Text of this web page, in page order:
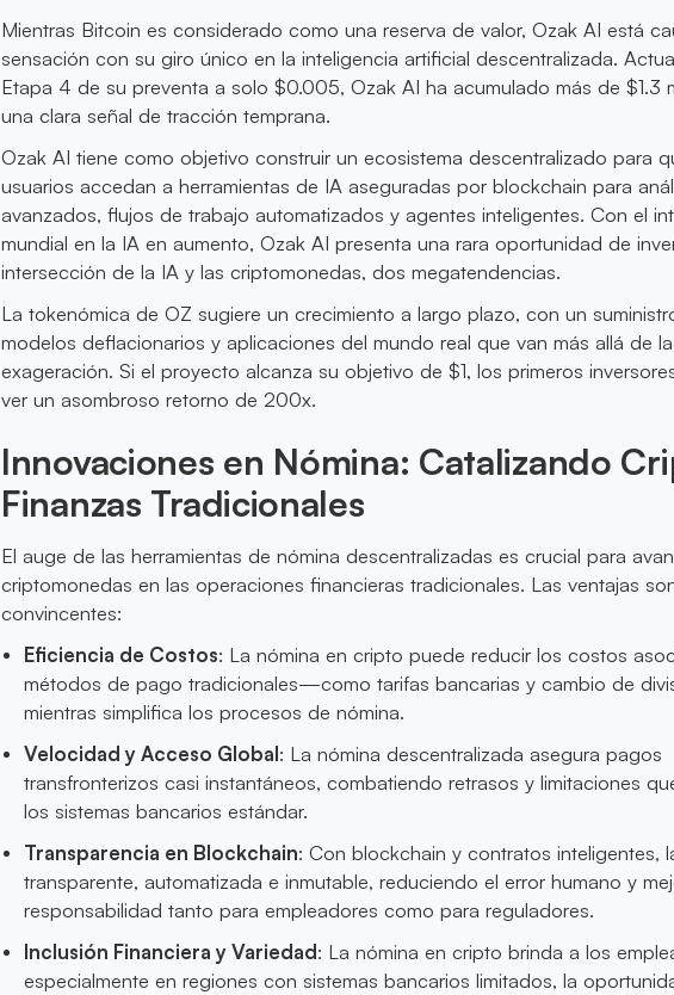
Mientras Bitcoin es considerado como una reserva de valor, Ozak AI está
sensación con su giro único en la inteligencia artificial descentralizada.
Etapa 4 de su preventa a solo $0.005, Ozak AI ha acumulado más de $1.3
una clara señal de tracción temprana.
Ozak AI tiene como objetivo construir un ecosistema descentralizado para
usuarios accedan a herramientas de IA aseguradas por blockchain para
avanzados, flujos de trabajo automatizados y agentes inteligentes. Con el
mundial en la IA en aumento, Ozak AI presenta una rara oportunidad de
intersección de la IA y las criptomonedas, dos megatendencias.
La tokenómica de OZ sugiere un crecimiento a largo plazo, con un
modelos deflacionarios y aplicaciones del mundo real que van más allá de
exageración. Si el proyecto alcanza su objetivo de $1, los primeros
ver un asombroso retorno de 200x.
Innovaciones en Nómina: Catalizando
Finanzas Tradicionales
El auge de las herramientas de nómina descentralizadas es crucial para
criptomonedas en las operaciones financieras tradicionales. Las ventajas
convincentes:
Eficiencia de Costos: La nómina en cripto puede reducir los costos
métodos de pago tradicionales—como tarifas bancarias y cambio de
mientras simplifica los procesos de nómina.
Velocidad y Acceso Global: La nómina descentralizada asegura pagos
transfronterizos casi instantáneos, combatiendo retrasos y limitaciones
los sistemas bancarios estándar.
Transparencia en Blockchain: Con blockchain y contratos inteligentes,
transparente, automatizada e inmutable, reduciendo el error humano y
responsabilidad tanto para empleadores como para reguladores.
Inclusión Financiera y Variedad: La nómina en cripto brinda a los
especialmente en regiones con sistemas bancarios limitados, la